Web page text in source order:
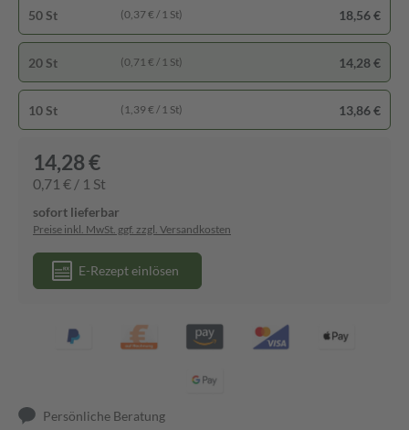
50 St (0,37 € / 1 St) 18,56 €
20 St (0,71 € / 1 St) 14,28 €
10 St (1,39 € / 1 St) 13,86 €
14,28 €
0,71 € / 1 St
sofort lieferbar
Preise inkl. MwSt. ggf. zzgl. Versandkosten
E-Rezept einlösen
Persönliche Beratung